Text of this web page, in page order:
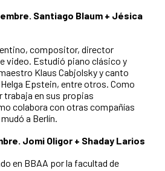
Santiago Blaum + Jésica
compositor, director
video. Estudió piano clásico y
Klaus Cabjolsky y canto
Epstein, entre otros. Como
en sus propias
colabora con otras compañías
a Berlín.
Jomi Oligor + Shaday Larios
en BBAA por la facultad de